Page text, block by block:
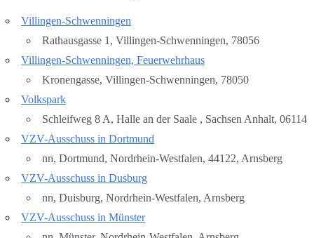
Villingen-Schwenningen
Rathausgasse 1, Villingen-Schwenningen, 78056
Villingen-Schwenningen, Feuerwehrhaus
Kronengasse, Villingen-Schwenningen, 78050
Volkspark
Schleifweg 8 A, Halle an der Saale , Sachsen Anhalt, 06114
VZV-Ausschuss in Dortmund
nn, Dortmund, Nordrhein-Westfalen, 44122, Arnsberg
VZV-Ausschuss in Dusburg
nn, Duisburg, Nordrhein-Westfalen, Arnsberg
VZV-Ausschuss in Münster